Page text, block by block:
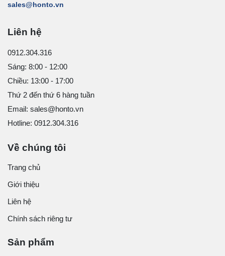
sales@honto.vn
Liên hệ
0912.304.316
Sáng: 8:00 - 12:00
Chiều: 13:00 - 17:00
Thứ 2 đến thứ 6 hàng tuần
Email: sales@honto.vn
Hotline: 0912.304.316
Về chúng tôi
Trang chủ
Giới thiệu
Liên hệ
Chính sách riêng tư
Sản phẩm